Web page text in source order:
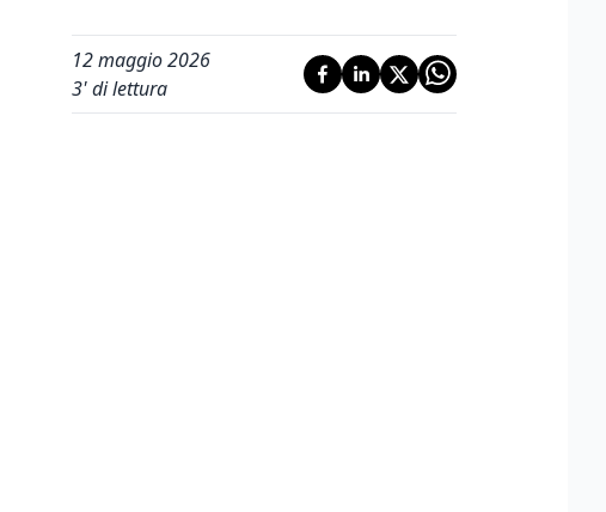
12 maggio 2026
3' di lettura